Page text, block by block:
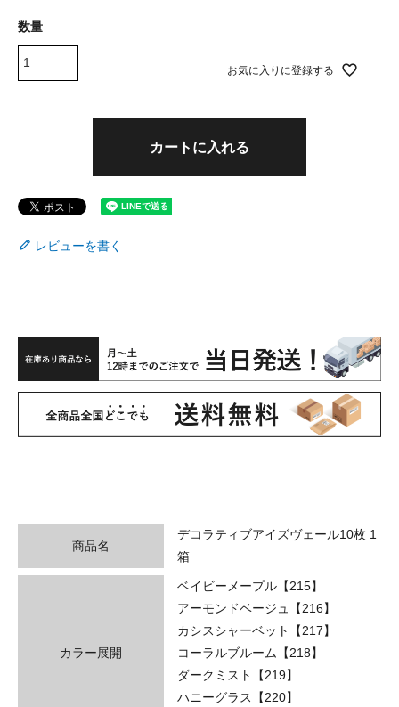
お気に入りに登録する
カートに入れる
レビューを書く
商品名
デコラティブアイズヴェール10枚 1
箱
カラー展開
ベイビーメープル【215】
アーモンドベージュ【216】
カシスシャーベット【217】
コーラルブルーム【218】
ダークミスト【219】
ハニーグラス【220】